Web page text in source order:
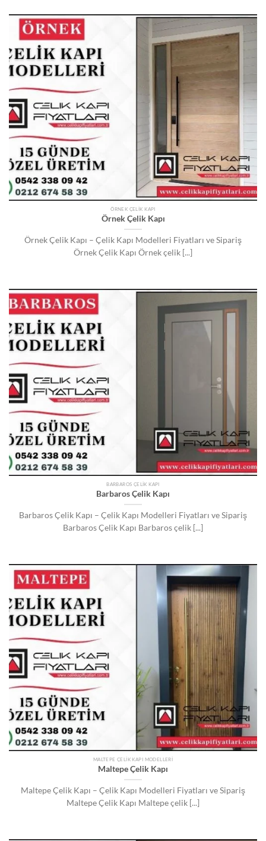
ÖRNEK ÇELIK KAPI
Örnek Çelik Kapı
Örnek Çelik Kapı – Çelik Kapı Modelleri Fiyatları ve Sipariş
Örnek Çelik Kapı Örnek çelik [...]
BARBAROS ÇELIK KAPI
Barbaros Çelik Kapı
Barbaros Çelik Kapı – Çelik Kapı Modelleri Fiyatları ve Sipariş
Barbaros Çelik Kapı Barbaros çelik [...]
MALTEPE ÇELIK KAPI MODELLERI
Maltepe Çelik Kapı
Maltepe Çelik Kapı – Çelik Kapı Modelleri Fiyatları ve Sipariş
Maltepe Çelik Kapı Maltepe çelik [...]